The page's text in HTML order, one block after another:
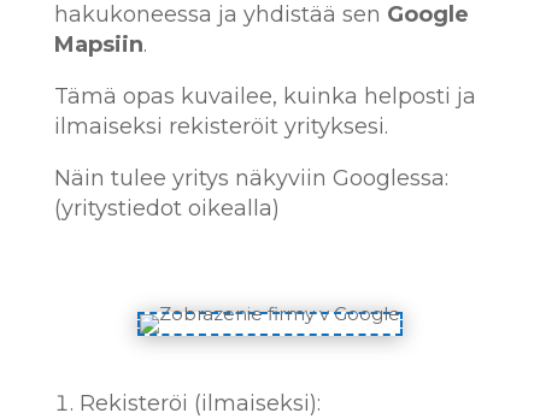
hakukoneessa ja yhdistää sen Google
Mapsiin.
Tämä opas kuvailee, kuinka helposti ja
ilmaiseksi rekisteröit yrityksesi.
Näin tulee yritys näkyviin Googlessa:
(yritystiedot oikealla)
Rekisteröi (ilmaiseksi):